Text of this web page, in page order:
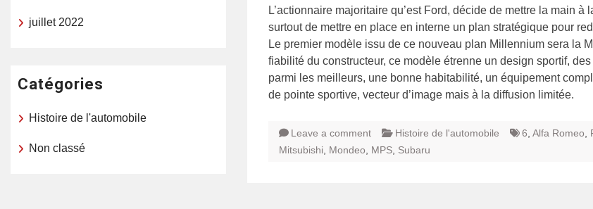
L’actionnaire majoritaire qu’est Ford, décide de mettre la main à
surtout de mettre en place en interne un plan stratégique pour
Le premier modèle issu de ce nouveau plan Millennium sera la
fiabilité du constructeur, ce modèle étrenne un design sportif,
parmi les meilleurs, une bonne habitabilité, un équipement
de pointe sportive, vecteur d’image mais à la diffusion limitée.
Leave a comment Histoire de l'automobile 6 Alfa Romeo
Mitsubishi
Mondeo MPS Subaru
juillet 2022
Catégories
Histoire de l'automobile
Non classé